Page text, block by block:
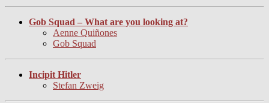
Gob Squad – What are you looking at?
Aenne Quiñones
Gob Squad
Incipit Hitler
Stefan Zweig